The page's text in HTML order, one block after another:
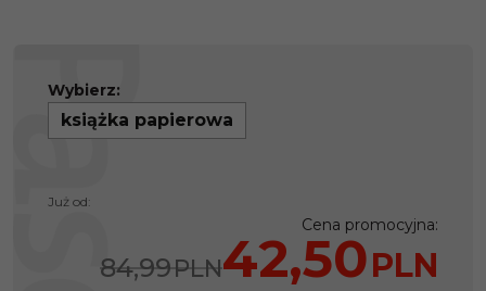
Wybierz:
książka papierowa
Już od:
Cena promocyjna:
84,99PLN42,50PLN